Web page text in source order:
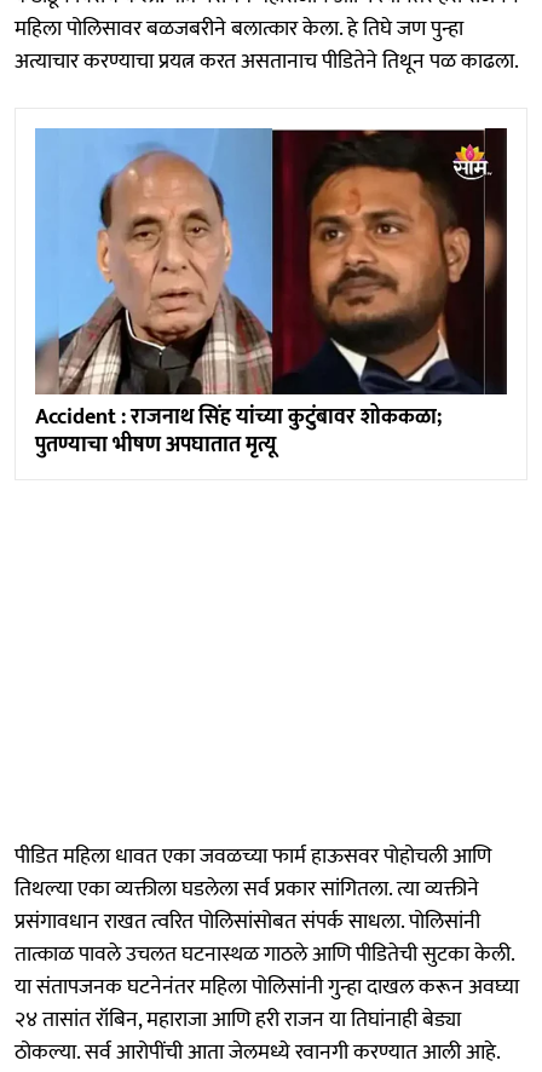
महिला पोलिसावर बळजबरीने बलात्कार केला. हे तिघे जण पुन्हा
अत्याचार करण्याचा प्रयत्न करत असतानाच पीडितेने तिथून पळ काढला.
Accident : राजनाथ सिंह यांच्या कुटुंबावर शोककळा;
पुतण्याचा भीषण अपघातात मृत्यू
पीडित महिला धावत एका जवळच्या फार्म हाऊसवर पोहोचली आणि
तिथल्या एका व्यक्तीला घडलेला सर्व प्रकार सांगितला. त्या व्यक्तीने
प्रसंगावधान राखत त्वरित पोलिसांसोबत संपर्क साधला. पोलिसांनी
तात्काळ पावले उचलत घटनास्थळ गाठले आणि पीडितेची सुटका केली.
या संतापजनक घटनेनंतर महिला पोलिसांनी गुन्हा दाखल करून अवघ्या
२४ तासांत रॉबिन, महाराजा आणि हरी राजन या तिघांनाही बेड्या
ठोकल्या. सर्व आरोपींची आता जेलमध्ये रवानगी करण्यात आली आहे.